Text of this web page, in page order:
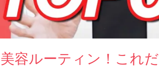
容ルーティン！これだ